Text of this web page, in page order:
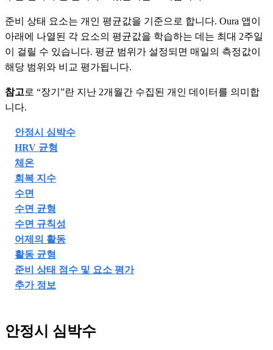
준비 상태 요소는 개인 평균값을 기준으로 합니다. Oura 앱이
아래에 나열된 각 요소의 평균값을 학습하는 데는 최대 2주일
이 걸릴 수 있습니다. 평균 범위가 설정되면 매일의 측정값이
해당 범위와 비교 평가됩니다.
참고로 “장기”란 지난 2개월간 수집된 개인 데이터를 의미합
니다.
안정시 심박수
HRV 균형
체온
회복 지수
수면
수면 균형
수면 규칙성
어제의 활동
활동 균형
준비 상태 점수 및 요소 평가
추가 정보
안정시 심박수